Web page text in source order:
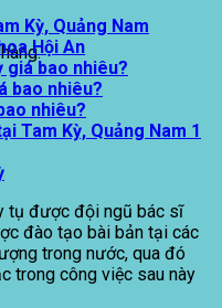
Kỳ, Quảng Nam
Hội An
giá bao nhiêu?
bao nhiêu?
nhiêu?
Tam Kỳ, Quảng Nam 1
tụ được đội ngũ bác sĩ
đào tạo bài bản tại các
trong nước, qua đó
trong công việc sau này